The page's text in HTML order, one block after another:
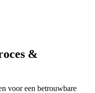
&
voor een betrouwbare